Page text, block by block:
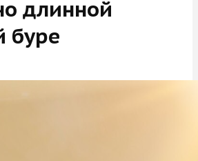
длинной
буре